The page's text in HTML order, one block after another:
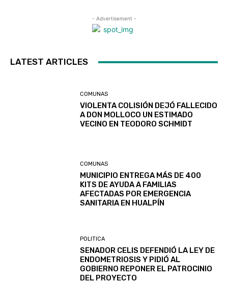
- Advertisement -
LATEST ARTICLES
COMUNAS
VIOLENTA COLISIÓN DEJÓ FALLECIDO
A DON MOLLOCO UN ESTIMADO
VECINO EN TEODORO SCHMIDT
COMUNAS
MUNICIPIO ENTREGA MÁS DE 400
KITS DE AYUDA A FAMILIAS
AFECTADAS POR EMERGENCIA
SANITARIA EN HUALPÍN
POLITICA
SENADOR CELIS DEFENDIÓ LA LEY DE
ENDOMETRIOSIS Y PIDIÓ AL
GOBIERNO REPONER EL PATROCINIO
DEL PROYECTO